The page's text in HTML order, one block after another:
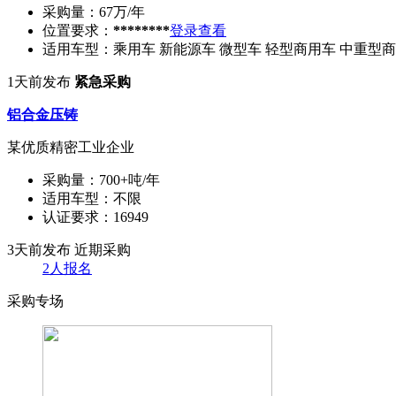
采购量： 67万/年
位置要求： ********登录查看
适用车型： 乘用车 新能源车 微型车 轻型商用车 中重型
1天前发布 紧急采购
铝合金压铸
某优质精密工业企业
采购量： 700+吨/年
适用车型： 不限
认证要求： 16949
3天前发布 近期采购
2人报名
采购专场